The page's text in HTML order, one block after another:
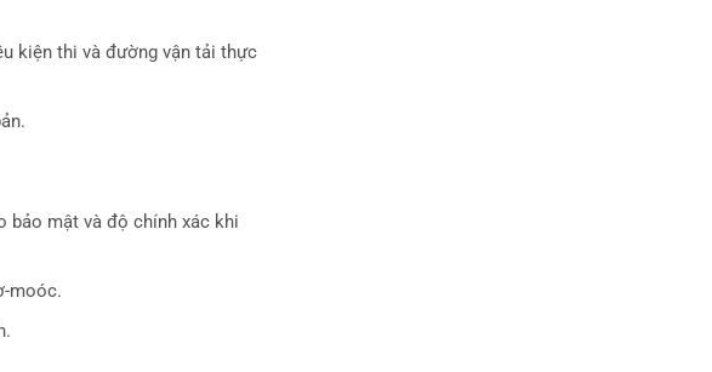
kiện thi và đường vận tải thực
bảo mật và độ chính xác khi
moóc.